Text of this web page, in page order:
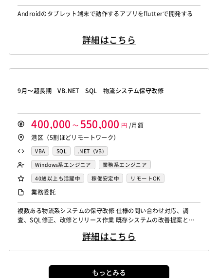
Androidのタブレット端末で動作するアプリをflutterで開発する
詳細はこちら
9月～超長期 VB.NET SQL 物流システム保守改修
400,000 ～ 550,000 円 /月額
港区（5割ほどリモートワーク）
VBA SQL
.NET（VB)
Windows系エンジニア
業務系エンジニア
40歳以上も活躍中
稼働安定中 リモートOK
業務委託
複数ある物流系システムの保守改修 仕様の問い合わせ対応、調
査、SQL修正、改修とリリース作業 既存システムの改善提案と要
している言語は、VB.NETが多く、他にVBA、Java、JavaScriptな
詳細はこちら
もっとみる